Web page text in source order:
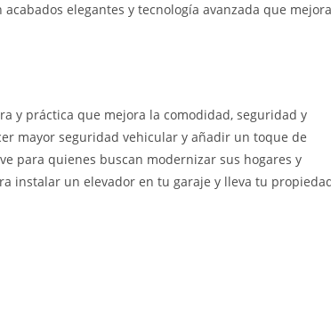
elegantes y tecnología avanzada que mejora
y práctica que mejora la comodidad, seguridad y
mayor seguridad vehicular y añadir un toque de
para quienes buscan modernizar sus hogares y
instalar un elevador en tu garaje y lleva tu